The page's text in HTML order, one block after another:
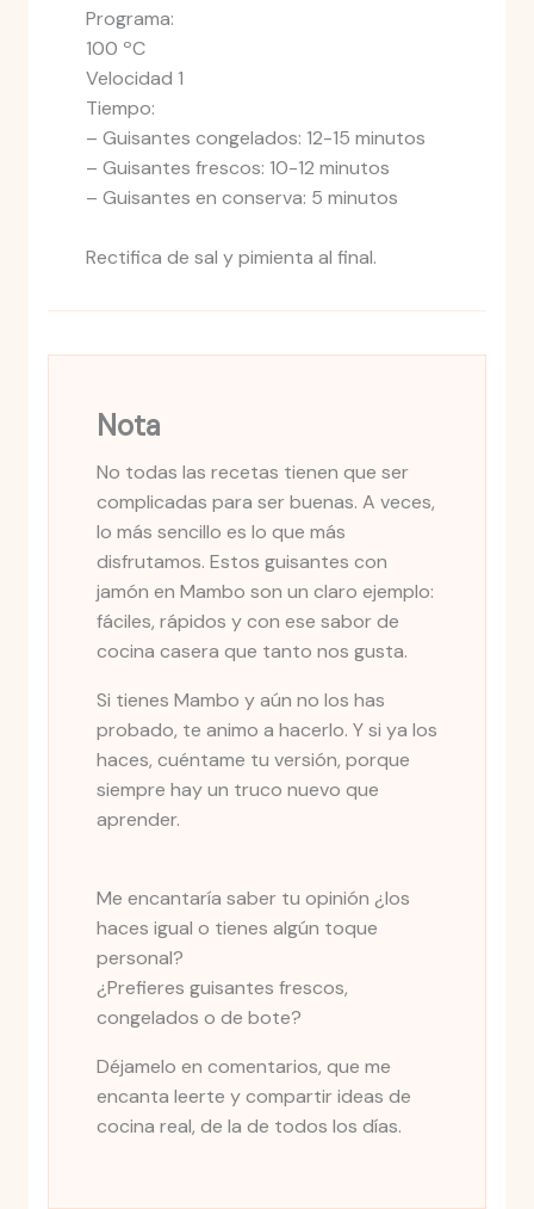
Programa:
100 ºC
Velocidad 1
Tiempo:
– Guisantes congelados: 12-15 minutos
– Guisantes frescos: 10-12 minutos
– Guisantes en conserva: 5 minutos
Rectifica de sal y pimienta al final.
Nota
No todas las recetas tienen que ser
complicadas para ser buenas. A veces,
lo más sencillo es lo que más
disfrutamos. Estos guisantes con
jamón en Mambo son un claro ejemplo:
fáciles, rápidos y con ese sabor de
cocina casera que tanto nos gusta.
Si tienes Mambo y aún no los has
probado, te animo a hacerlo. Y si ya los
haces, cuéntame tu versión, porque
siempre hay un truco nuevo que
aprender.
Me encantaría saber tu opinión ¿los
haces igual o tienes algún toque
personal?
¿Prefieres guisantes frescos,
congelados o de bote?
Déjamelo en comentarios, que me
encanta leerte y compartir ideas de
cocina real, de la de todos los días.